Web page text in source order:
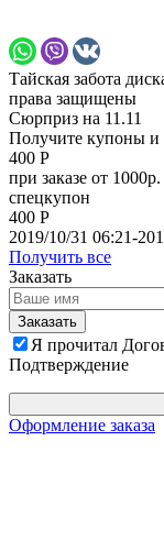
Тайская забота
права защищены
Сюрприз на 11.11
Получите купоны и
400 Р
при заказе от 1000р.
спецкупон
400 Р
2019/10/31 06:21-
Получить все
Заказать
Я прочитал
Подтверждение
Оформление заказа